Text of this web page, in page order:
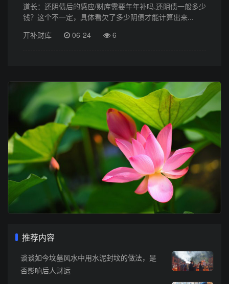
道长：还阴债后的感应/财库需要年年补吗,还阴债一般多少
钱？这个不一定，具体看欠了多少阴债才能计算出来...
开补财库
06-24 6
推荐内容
谈谈如今坟墓风水中用水泥封坟的做法，是
否影响后人财运